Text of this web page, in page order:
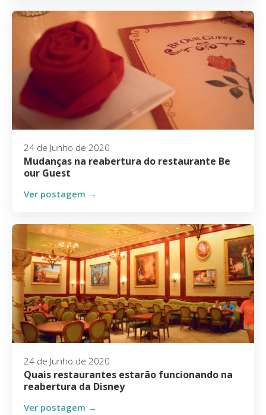
24 de Junho de 2020
Mudanças na reabertura do restaurante Be
our Guest
Ver postagem →
24 de Junho de 2020
Quais restaurantes estarão funcionando na
reabertura da Disney
Ver postagem →